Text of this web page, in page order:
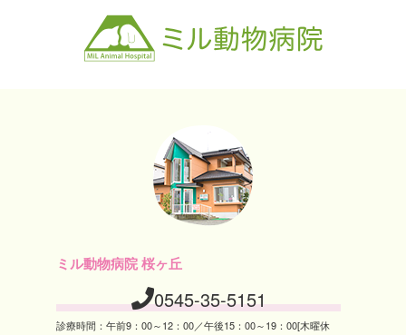
ミル動物病院 桜ヶ丘
0545-35-5151
診療時間：午前9：00～12：00／午後15：00～19：00[木曜休